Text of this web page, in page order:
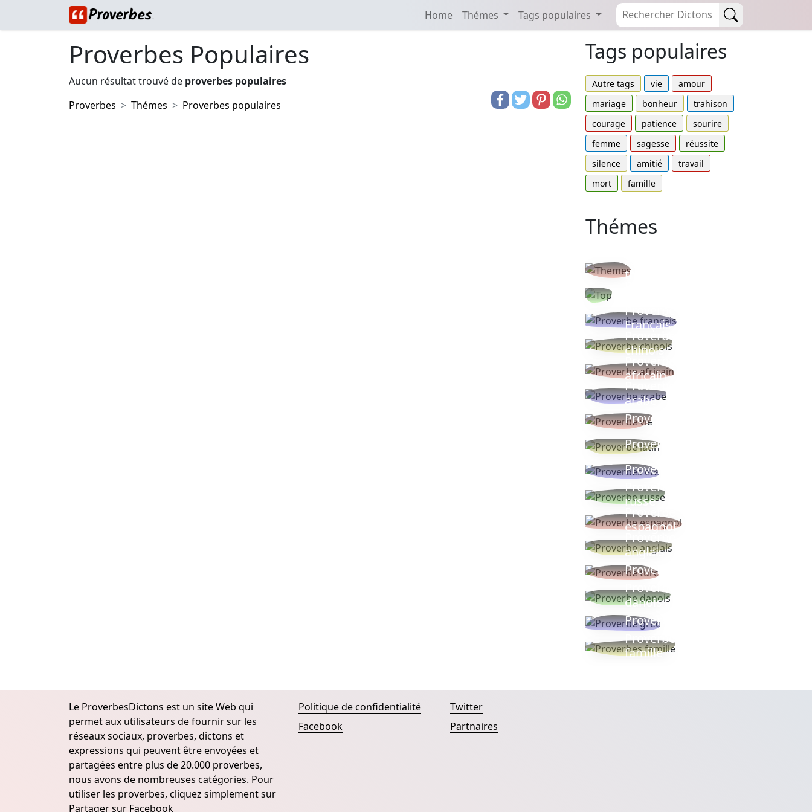
Home Thémes Tags populaires
Proverbes Populaires
Aucun résultat trouvé de proverbes populaires
Proverbes
Thémes Proverbes populaires
Tags populaires
Autre tags vie
amour
mariage
bonheur
trahison
courage
patience
sourire
femme
sagesse
réussite
silence
amitié
travail
mort
famille
Thémes
thèmes
Proverbe
Français
Proverbe
chinois
Proverbe
africain
Proverbe
arabe
Proverbe vie
Proverbe latin
Proverbes ete
Proverbe
russe
Proverbe
espagnol
Proverbe
anglais
Proverbe turc
Proverbe
danois
Proverbe grec
Proverbes
famille
Le ProverbesDictons est un site Web qui
permet aux utilisateurs de fournir sur les
réseaux sociaux, proverbes, dictons et
expressions qui peuvent être envoyées et
partagées entre plus de 20.000 proverbes,
nous avons de nombreuses catégories. Pour
utiliser les proverbes, cliquez simplement sur
Partager sur Facebook
Politique de confidentialité
Facebook
Twitter
Partnaires